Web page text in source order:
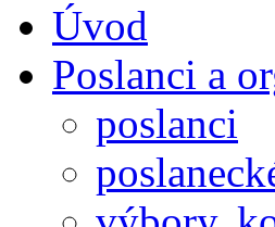
Úvod
Poslanci a
poslanci